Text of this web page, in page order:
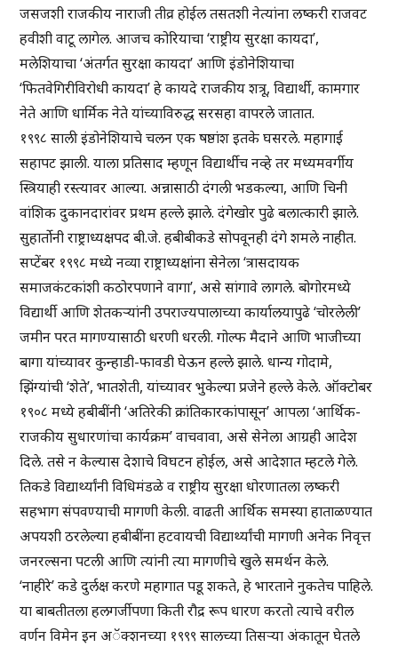
जसजशी राजकीय नाराजी तीव्र होईल तसतशी नेत्यांना लष्करी राजवट
हवीशी वाटू लागेल. आजच कोरियाचा ‘राष्ट्रीय सुरक्षा कायदा’,
मलेशियाचा ‘अंतर्गत सुरक्षा कायदा’ आणि इंडोनेशियाचा
‘फितवेगिरीविरोधी कायदा’ हे कायदे राजकीय शत्रू, विद्यार्थी, कामगार
नेते आणि धार्मिक नेते यांच्याविरुद्ध सरसहा वापरले जातात.
१९९८ साली इंडोनेशियाचे चलन एक षष्ठांश इतके घसरले. महागाई
सहापट झाली. याला प्रतिसाद म्हणून विद्यार्थीच नव्हे तर मध्यमवर्गीय
स्त्रियाही रस्त्यावर आल्या. अन्नासाठी दंगली भडकल्या, आणि चिनी
वांशिक दुकानदारांवर प्रथम हल्ले झाले. दंगेखोर पुढे बलात्कारी झाले.
सुहार्तोनी राष्ट्राध्यक्षपद बी.जे. हबीबीकडे सोपवूनही दंगे शमले नाहीत.
सप्टेंबर १९९८ मध्ये नव्या राष्ट्राध्यक्षांना सेनेला ‘त्रासदायक
समाजकंटकांशी कठोरपणाने वागा’, असे सांगावे लागले. बोगोरमध्ये
विद्यार्थी आणि शेतकऱ्यांनी उपराज्यपालाच्या कार्यालयापुढे ‘चोरलेली’
जमीन परत मागण्यासाठी धरणी धरली. गोल्फ मैदाने आणि भाजीच्या
बागा यांच्यावर कुन्हाडी-फावडी घेऊन हल्ले झाले. धान्य गोदामे,
झिंग्यांची ‘शेते’, भातशेती, यांच्यावर भुकेल्या प्रजेने हल्ले केले. ऑक्टोबर
१९०८ मध्ये हबीबींनी ‘अतिरेकी क्रांतिकारकांपासून’ आपला ‘आर्थिक-
राजकीय सुधारणांचा कार्यक्रम’ वाचवावा, असे सेनेला आग्रही आदेश
दिले. तसे न केल्यास देशाचे विघटन होईल, असे आदेशात म्हटले गेले.
तिकडे विद्यार्थ्यांनी विधिमंडळे व राष्ट्रीय सुरक्षा धोरणातला लष्करी
सहभाग संपवण्याची मागणी केली. वाढती आर्थिक समस्या हाताळण्यात
अपयशी ठरलेल्या हबीबींना हटवायची विद्यार्थ्यांची मागणी अनेक निवृत्त
जनरल्सना पटली आणि त्यांनी त्या मागणीचे खुले समर्थन केले.
‘नाहीरे’ कडे दुर्लक्ष करणे महागात पडू शकते, हे भारताने नुकतेच पाहिले.
या बाबतीतला हलगर्जीपणा किती रौद्र रूप धारण करतो त्याचे वरील
वर्णन विमेन इन अॅक्शनच्या १९९९ सालच्या तिसऱ्या अंकातून घेतले